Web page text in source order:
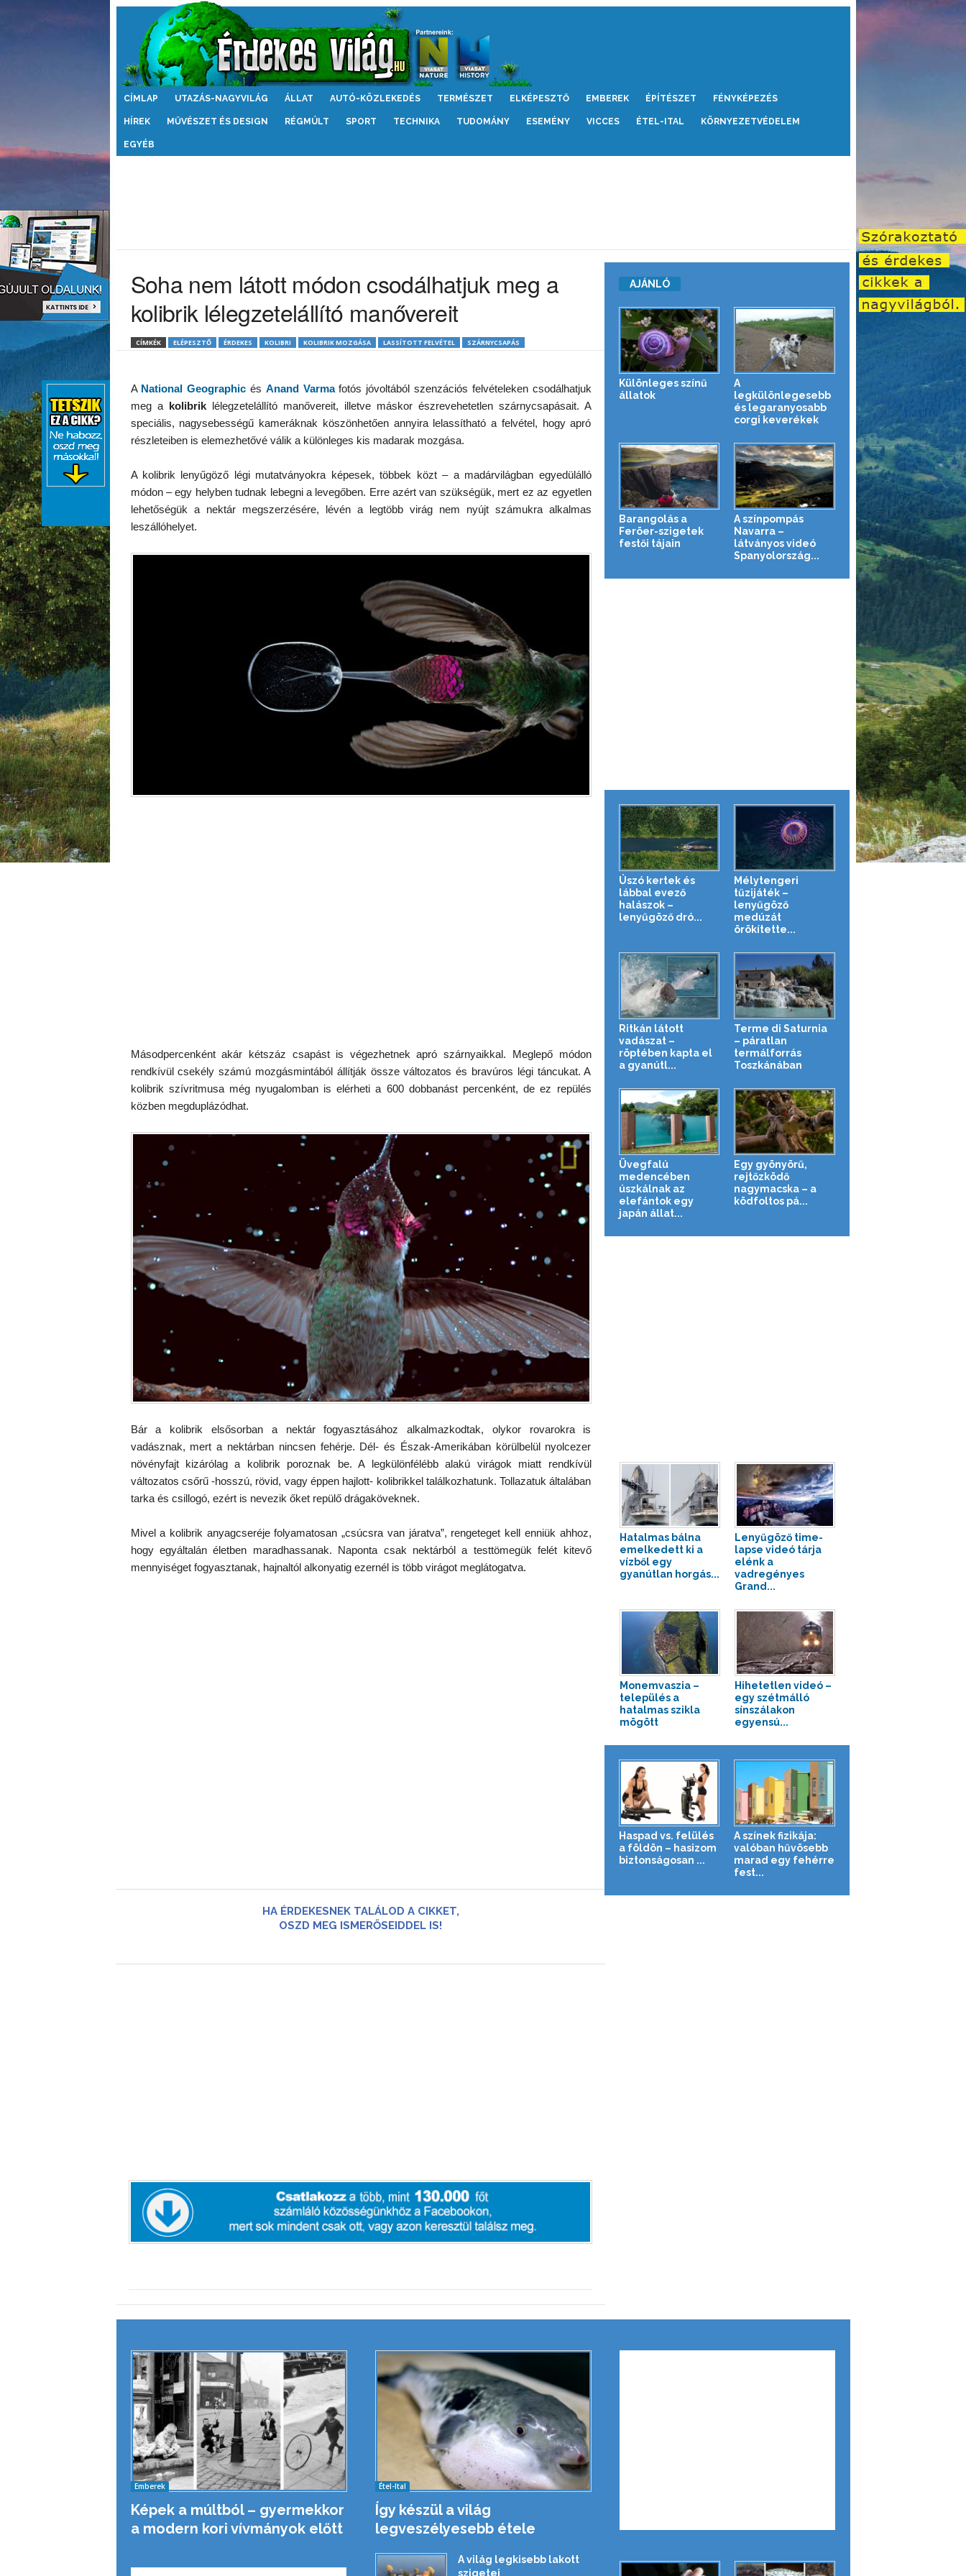
Érdekes
CÍMLAP UTAZÁS-NAGYVILÁG ÁLLAT AUTÓ-KÖZLEKEDÉS TERMÉSZET ELKÉPESZTŐ EMBEREK ÉPÍTÉSZET FÉNYKÉPEZÉS
HÍREK MŰVÉSZET ÉS DESIGN RÉGMÚLT SPORT TECHNIKA TUDOMÁNY ESEMÉNY VICCES ÉTEL-ITAL KÖRNYEZETVÉDELEM
EGYÉB
Soha nem látott módon csodálhatjuk meg a
kolibrik lélegzetelállító manővereit
CÍMKÉK ELÉPESZTŐ ÉRDEKES KOLIBRI KOLIBRIK MOZGÁSA LASSÍTOTT FELVÉTEL SZÁRNYCSAPÁS
A National Geographic és Anand Varmafotós jóvoltából szenzációs felvételeken csodálhatjuk
meg akolibriklélegzetelállító manővereit, illetve máskor észrevehetetlen szárnycsapásait. A
speciális, nagysebességű kameráknak köszönhetően annyira lelassítható a felvétel, hogy apró
részleteiben is elemezhetővé válik a különleges kis madarak mozgása.
A kolibrik lenyűgöző légi mutatványokra képesek, többek közt – a madárvilágban egyedülálló
módon – egy helyben tudnak lebegni a levegőben. Erre azért van szükségük, mert ez az egyetlen
lehetőségük a nektár megszerzésére, lévén a legtöbb virág nem nyújt számukra alkalmas
leszállóhelyet.
Másodpercenként akár kétszáz csapást is végezhetnek apró szárnyaikkal. Meglepő módon
rendkívül csekély számú mozgásmintából állítják össze változatos és bravúros légi táncukat. A
kolibrik szívritmusa még nyugalomban is elérheti a 600 dobbanást percenként, de ez repülés
közben megduplázódhat.
Bár a kolibrik elsősorban a nektár fogyasztásához alkalmazkodtak, olykor rovarokra is
vadásznak, mert a nektárban nincsen fehérje. Dél- és Észak-Amerikában körülbelül nyolcezer
növényfajt kizárólag a kolibrik poroznak be. A legkülönfélébb alakú virágok miatt rendkívül
változatos csőrű -hosszú, rövid, vagy éppen hajlott- kolibrikkel találkozhatunk. Tollazatuk általában
tarka és csillogó, ezért is nevezik őket repülő drágaköveknek.
Mivel a kolibrik anyagcseréje folyamatosan „csúcsra van járatva”, rengeteget kell enniük ahhoz,
hogy egyáltalán életben maradhassanak. Naponta csak nektárból a testtömegük felét kitevő
mennyiséget fogyasztanak, hajnaltól alkonyatig ezernél is több virágot meglátogatva.
HA ÉRDEKESNEK TALÁLOD A CIKKET,
OSZD MEG ISMERŐSEIDDEL IS!
AJÁNLÓ
Különleges színű
állatok
A
legkülönlegesebb
és legaranyosabb
corgi keverékek
Barangolás a
Feröer-szigetek
festői tájain
A színpompás
Navarra –
látványos videó
Spanyolország...
Úszó kertek és
lábbal evező
halászok –
lenyűgöző dró...
Mélytengeri
tűzijáték –
lenyűgöző
medúzát
örökítette...
Ritkán látott
vadászat –
röptében kapta el
a gyanútl...
Terme di Saturnia
– páratlan
termálforrás
Toszkánában
Üvegfalú
medencében
úszkálnak az
elefántok egy
japán állat...
Egy gyönyörű,
rejtőzködő
nagymacska – a
ködfoltos pá...
Hatalmas bálna
emelkedett ki a
vízből egy
gyanútlan horgás...
Lenyűgöző time-
lapse videó tárja
elénk a
vadregényes
Grand...
Monemvaszia –
település a
hatalmas szikla
mögött
Hihetetlen videó –
egy szétmálló
sínszálakon
egyensú...
Haspad vs. felülés
a földön – hasizom
biztonságosan ...
A színek fizikája:
valóban hűvösebb
marad egy fehérre
fest...
Emberek
Képek a múltból – gyermekkor
a modern kori vívmányok előtt
Étel-Ital
Így készül a világ
legveszélyesebb étele
A világ legkisebb lakott
szigetei